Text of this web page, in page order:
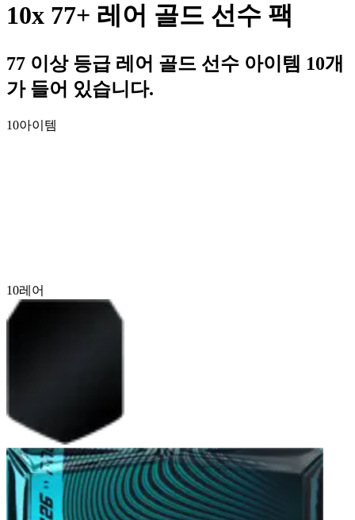
10x 77+ 레어 골드 선수 팩
77 이상 등급 레어 골드 선수 아이템 10개
가 들어 있습니다.
10아이템
10레어